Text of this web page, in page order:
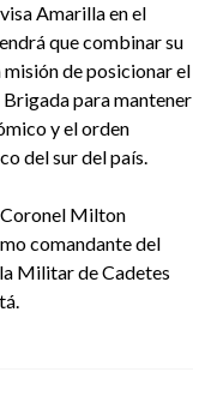
Amarilla en el
que combinar su
de posicionar el
para mantener
y el orden
del sur del país.
Coronel Milton
comandante del
Militar de Cadetes